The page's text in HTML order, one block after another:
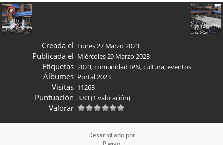
Creada el Lunes 27 Marzo 2023
Publicada el Miércoles 29 Marzo 2023
Etiquetas 2023,comunidad IPN,cultura,eventos
Álbumes Portal 2023
Visitas 11263
Puntuación 3.83(1 valoración)
Valorar
Desarrollado por
Piwigo